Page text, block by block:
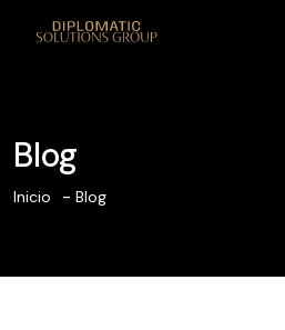
Blog
Inicio Blog